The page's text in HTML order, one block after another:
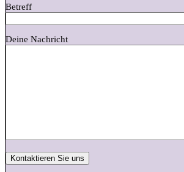
Betreff
Deine Nachricht